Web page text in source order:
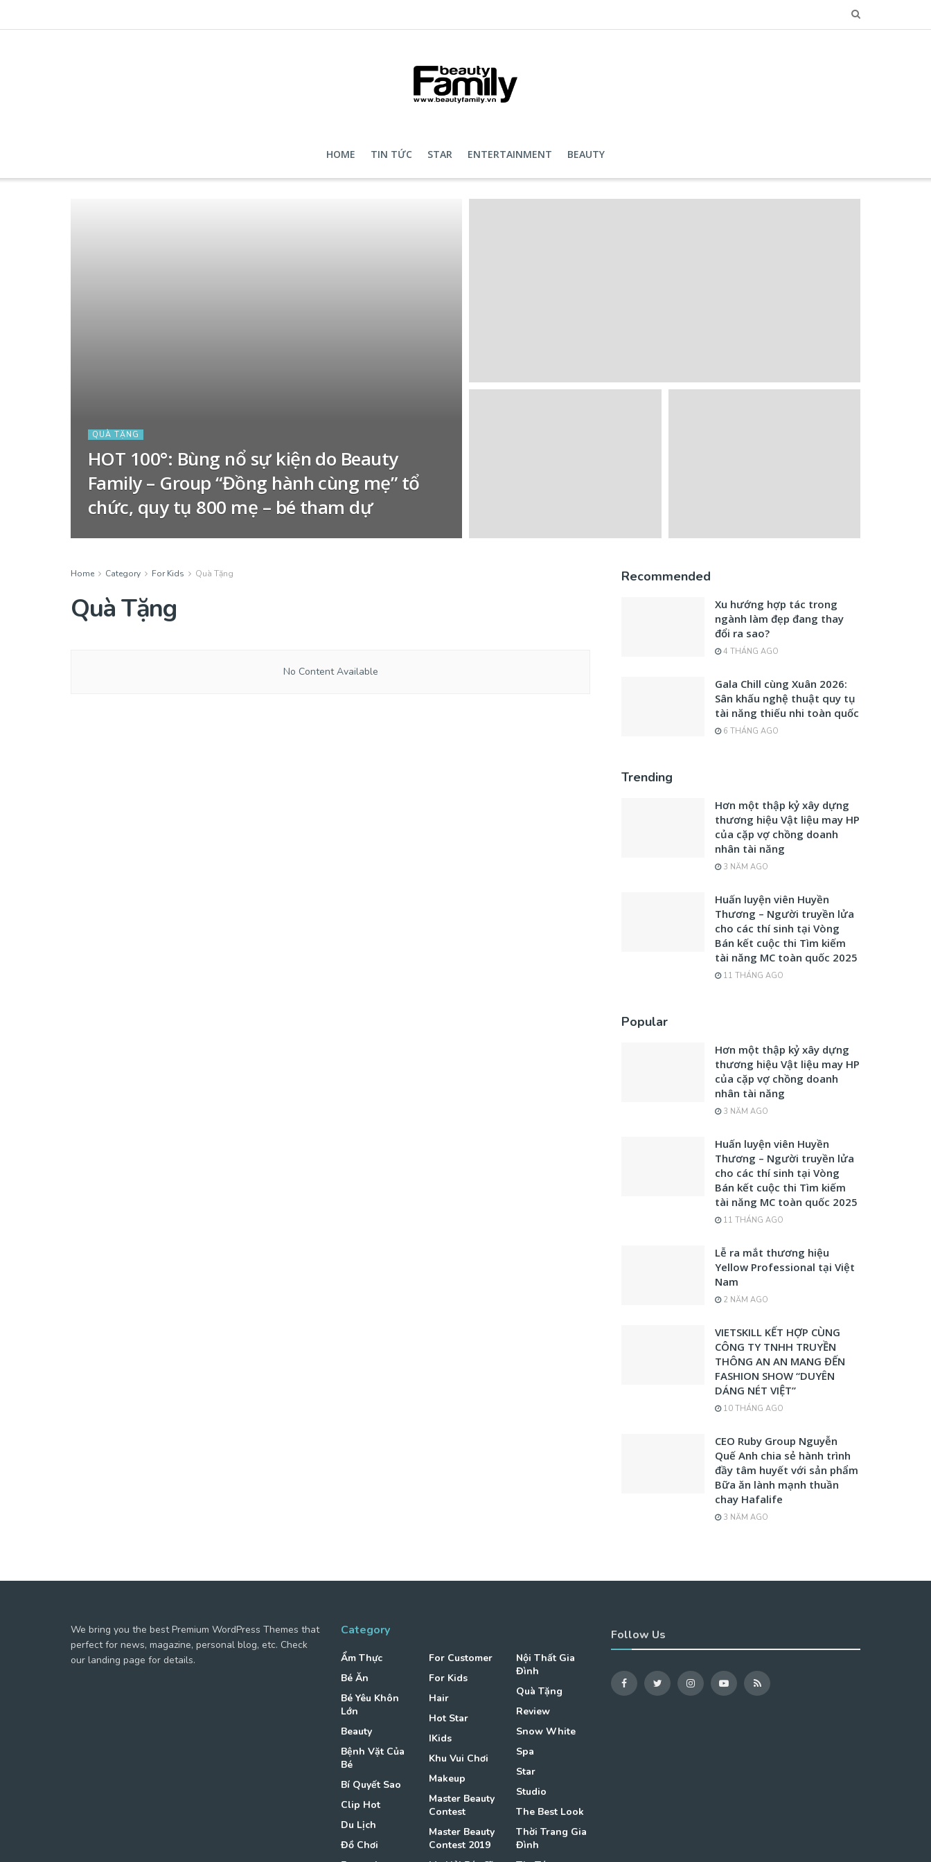
HOME TIN TỨC STAR ENTERTAINMENT BEAUTY
QUÀ TẶNG
HOT 100°: Bùng nổ sự kiện do Beauty
Family – Group “Đồng hành cùng mẹ” tổ
chức, quy tụ 800 mẹ – bé tham dự
Home Category For Kids Quà Tặng
Quà Tặng
No Content Available
Recommended
Xu hướng hợp tác trong
ngành làm đẹp đang thay
đổi ra sao?
4 THÁNG AGO
Gala Chill cùng Xuân 2026:
Sân khấu nghệ thuật quy tụ
tài năng thiếu nhi toàn quốc
6 THÁNG AGO
Trending
Hơn một thập kỷ xây dựng
thương hiệu Vật liệu may HP
của cặp vợ chồng doanh
nhân tài năng
3 NĂM AGO
Huấn luyện viên Huyền
Thương – Người truyền lửa
cho các thí sinh tại Vòng
Bán kết cuộc thi Tìm kiếm
tài năng MC toàn quốc 2025
11 THÁNG AGO
Popular
Hơn một thập kỷ xây dựng
thương hiệu Vật liệu may HP
của cặp vợ chồng doanh
nhân tài năng
3 NĂM AGO
Huấn luyện viên Huyền
Thương – Người truyền lửa
cho các thí sinh tại Vòng
Bán kết cuộc thi Tìm kiếm
tài năng MC toàn quốc 2025
11 THÁNG AGO
Lễ ra mắt thương hiệu
Yellow Professional tại Việt
Nam
2 NĂM AGO
VIETSKILL KẾT HỢP CÙNG
CÔNG TY TNHH TRUYỀN
THÔNG AN AN MANG ĐẾN
FASHION SHOW “DUYÊN
DÁNG NÉT VIỆT”
10 THÁNG AGO
CEO Ruby Group Nguyễn
Quế Anh chia sẻ hành trình
đầy tâm huyết với sản phẩm
Bữa ăn lành mạnh thuần
chay Hafalife
3 NĂM AGO
We bring you the best Premium WordPress Themes that
perfect for news, magazine, personal blog, etc. Check
our landing page for details.
Category
Ẩm Thực
Bé Ăn
Bé Yêu Khôn
Lớn
Beauty
Bệnh Vặt Của
Bé
Bí Quyết Sao
Clip Hot
Du Lịch
Đồ Chơi
For Customer
For Kids
Hair
Hot Star
IKids
Khu Vui Chơi
Makeup
Master Beauty
Contest
Master Beauty
Contest 2019
Nội Thất Gia
Đình
Quà Tặng
Review
Snow White
Spa
Star
Studio
The Best Look
Thời Trang Gia
Đình
Follow Us